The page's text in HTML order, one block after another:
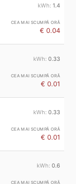
1.4
€ 0.04
0.33
€ 0.01
0.33
€ 0.01
0.6